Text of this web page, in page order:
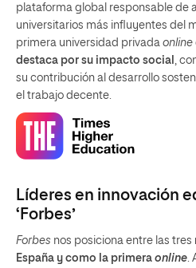
plataforma global responsable de
universitarios más influyentes del
primera universidad privada online
destaca por su impacto social
,
su contribución al desarrollo
el trabajo decente.
Líderes en innovación
‘Forbes’
Forbes nos posiciona entre las tres
España y como la primera online.